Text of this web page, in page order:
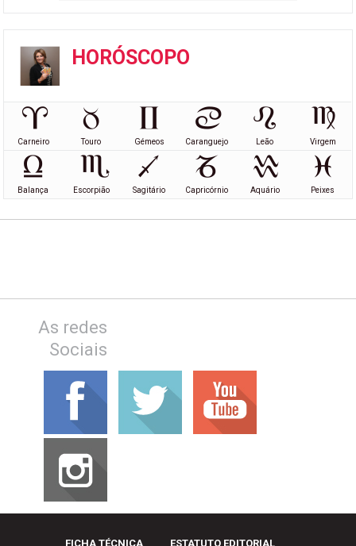
HORÓSCOPO
Carneiro Touro Gémeos Caranguejo Leão Virgem
Balança Escorpião Sagitário Capricórnio Aquário Peixes
As redes
Sociais
FICHA TÉCNICA ESTATUTO EDITORIAL